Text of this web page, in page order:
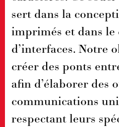
sert dans la
imprimés et dans le
d’interfaces. Notre
créer des ponts
afin d’élaborer des
communications
respectant leurs